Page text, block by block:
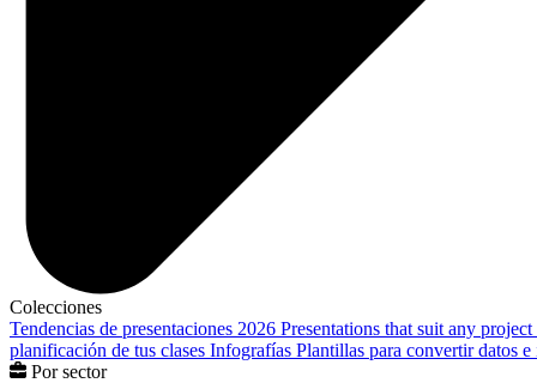
Colecciones
Tendencias de presentaciones 2026 Presentations that suit any project
planificación de tus clases Infografías Plantillas para convertir datos
Por sector